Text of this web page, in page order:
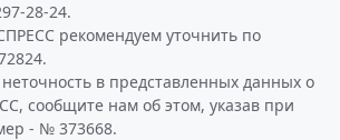
28-24.
рекомендуем уточнить по
в представленных данных о
сообщите нам об этом, указав при
- № 373668.